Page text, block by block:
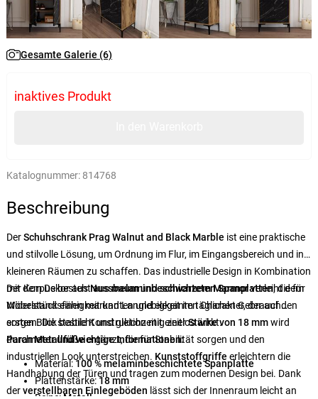
Gesamte Galerie (6)
inaktives Produkt
Katalognummer: 814768
Beschreibung
DerSchuhschrank Prag Walnut and Black Marble ist eine praktische
und stilvolle Lösung, um Ordnung im Flur, im Eingangsbereich und in
kleineren Räumen zu schaffen. Das industrielle Design in Kombination
mit dem Dekor ausNussbaumundschwarzem Marmorverleiht dem
Möbelstück einen markanten und eleganten Charakter, der auf den
ersten Blick besticht und gleichzeitig zeitlos wirkt.
Der Korpus besteht ausmelaminbeschichteten Spanplatten, die für
Widerstandsfähigkeit und Langlebigkeit im täglichen Gebrauch
sorgen. Die stabile Konstruktion mit einerStärke von 18 mmwird
durchMetallfüßeergänzt, die für Stabilität sorgen und den
industriellen Look unterstreichen. Kunststoffgriffe erleichtern die
Handhabung der Türen und tragen zum modernen Design bei. Dank
derverstellbaren Einlegeböden lässt sich der Innenraum leicht an
Parameter und wichtige Informationen:
Material:100 % melaminbeschichtete Spanplatte
Plattenstärke:18 mm